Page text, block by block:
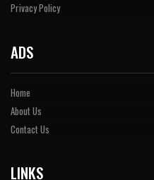
Privacy Policy
ADS
Home
About Us
Contact Us
LINKS